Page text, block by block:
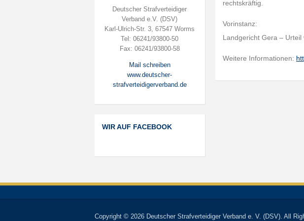
Deutscher Strafverteidiger
Verband e.V. (DSV)
Karl-Ulrich-Str. 3, 67547 Worms
Tel: 06241/93800-50
Fax: 06241/93800-58
Mail schreiben
www.deutscher-
strafverteidigerverband.de
WIR AUF FACEBOOK
rechtskräftig.
Vorinstanz:
Landgericht Gera –
Weitere Informationen:
Copyright © 2026 Deutscher Strafverteidiger Verband e. V. (DSV). All